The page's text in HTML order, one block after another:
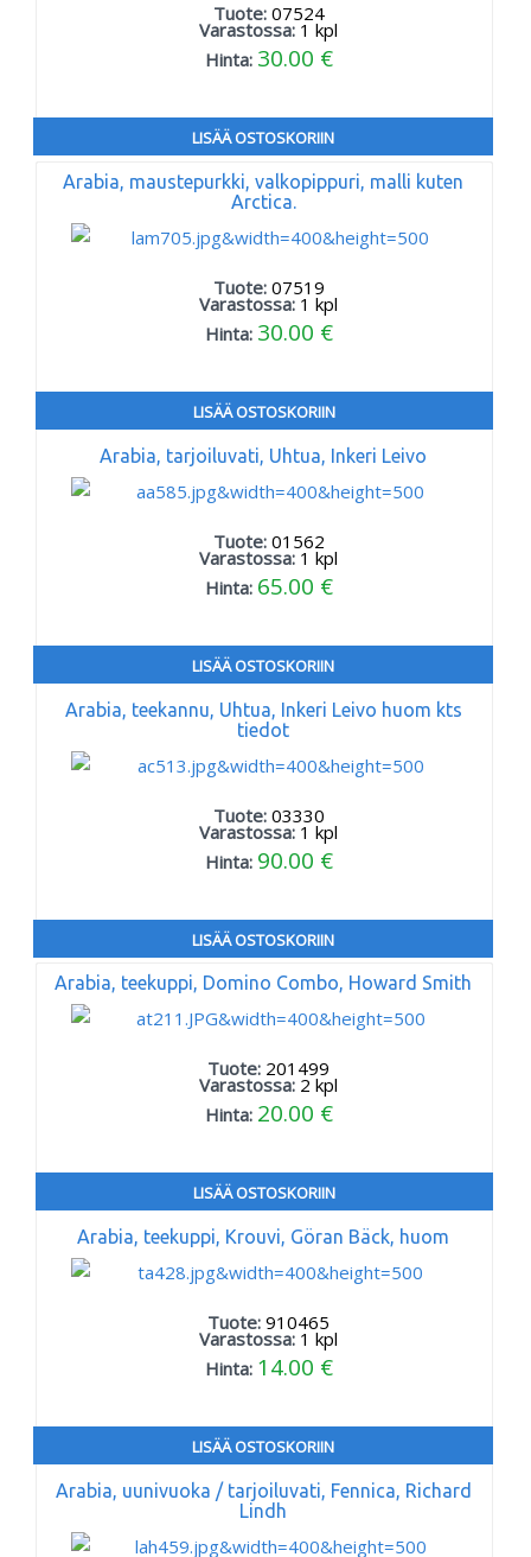
Tuote: 07524
Varastossa: 1 kpl
Hinta: 30.00 €
LISÄÄ OSTOSKORIIN
Arabia, maustepurkki, valkopippuri, malli kuten
Arctica.
Tuote: 07519
Varastossa: 1 kpl
Hinta: 30.00 €
LISÄÄ OSTOSKORIIN
Arabia, tarjoiluvati, Uhtua, Inkeri Leivo
Tuote: 01562
Varastossa: 1 kpl
Hinta: 65.00 €
LISÄÄ OSTOSKORIIN
Arabia, teekannu, Uhtua, Inkeri Leivo huom kts
tiedot
Tuote: 03330
Varastossa: 1 kpl
Hinta: 90.00 €
LISÄÄ OSTOSKORIIN
Arabia, teekuppi, Domino Combo, Howard Smith
Tuote: 201499
Varastossa: 2 kpl
Hinta: 20.00 €
LISÄÄ OSTOSKORIIN
Arabia, teekuppi, Krouvi, Göran Bäck, huom
Tuote:910465
Varastossa: 1 kpl
Hinta: 14.00 €
LISÄÄ OSTOSKORIIN
Arabia, uunivuoka / tarjoiluvati, Fennica, Richard
Lindh